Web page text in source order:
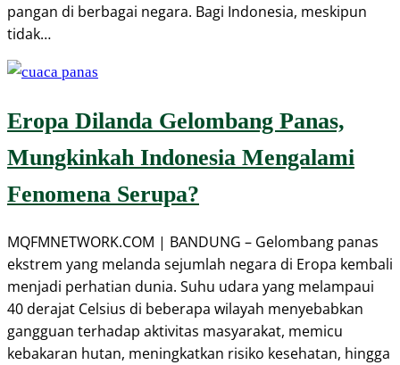
pangan di berbagai negara. Bagi Indonesia, meskipun
tidak…
Eropa Dilanda Gelombang Panas,
Mungkinkah Indonesia Mengalami
Fenomena Serupa?
MQFMNETWORK.COM | BANDUNG – Gelombang panas
ekstrem yang melanda sejumlah negara di Eropa kembali
menjadi perhatian dunia. Suhu udara yang melampaui
40 derajat Celsius di beberapa wilayah menyebabkan
gangguan terhadap aktivitas masyarakat, memicu
kebakaran hutan, meningkatkan risiko kesehatan, hingga